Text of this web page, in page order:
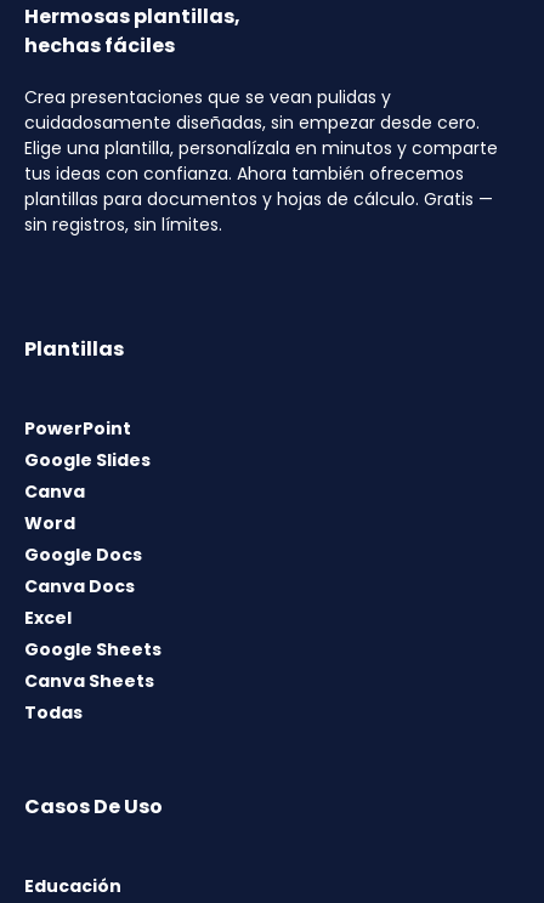
Hermosas plantillas,
hechas fáciles
Crea presentaciones que se vean pulidas y
cuidadosamente diseñadas, sin empezar desde cero.
Elige una plantilla, personalízala en minutos y comparte
tus ideas con confianza. Ahora también ofrecemos
plantillas para documentos y hojas de cálculo. Gratis —
sin registros, sin límites.
Plantillas
PowerPoint
Google Slides
Canva
Word
Google Docs
Canva Docs
Excel
Google Sheets
Canva Sheets
Todas
Casos De Uso
Educación